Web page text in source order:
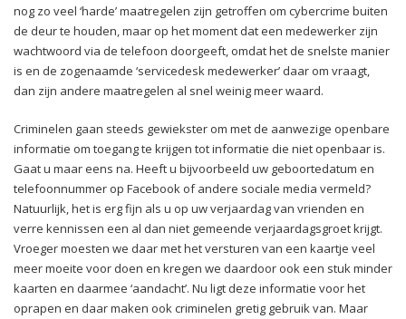
nog zo veel ‘harde’ maatregelen zijn getroffen om cybercrime buiten
de deur te houden, maar op het moment dat een medewerker zijn
wachtwoord via de telefoon doorgeeft, omdat het de snelste manier
is en de zogenaamde ‘servicedesk medewerker’ daar om vraagt,
dan zijn andere maatregelen al snel weinig meer waard.
Criminelen gaan steeds gewiekster om met de aanwezige openbare
informatie om toegang te krijgen tot informatie die niet openbaar is.
Gaat u maar eens na. Heeft u bijvoorbeeld uw geboortedatum en
telefoonnummer op Facebook of andere sociale media vermeld?
Natuurlijk, het is erg fijn als u op uw verjaardag van vrienden en
verre kennissen een al dan niet gemeende verjaardagsgroet krijgt.
Vroeger moesten we daar met het versturen van een kaartje veel
meer moeite voor doen en kregen we daardoor ook een stuk minder
kaarten en daarmee ‘aandacht’. Nu ligt deze informatie voor het
oprapen en daar maken ook criminelen gretig gebruik van. Maar